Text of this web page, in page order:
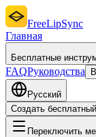
FreeLipSync
Главная
Бесплатные
FAQРуководства
Русский
Создать
Переключить